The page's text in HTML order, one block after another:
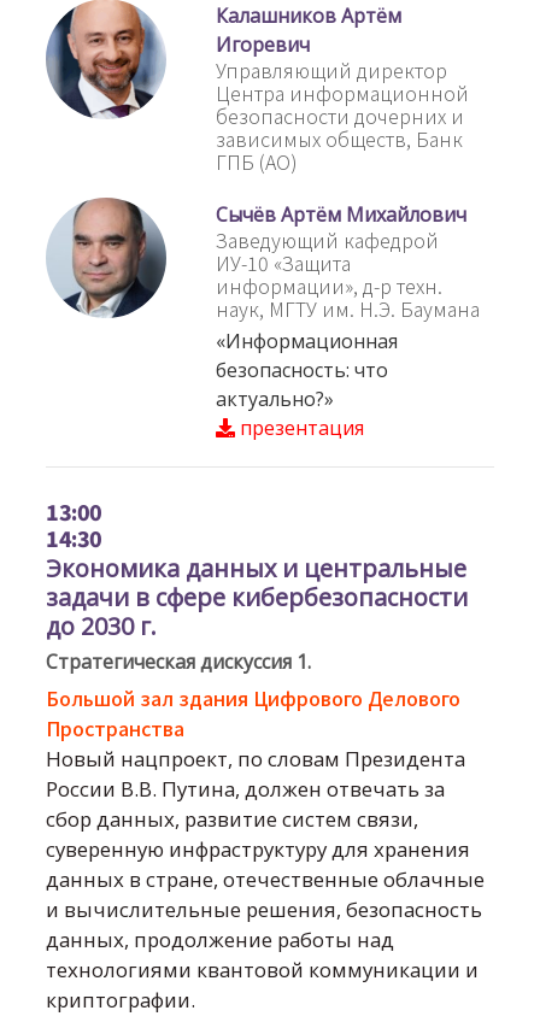
Калашников Артём
Игоревич
Управляющий директор
Центра информационной
безопасности дочерних и
зависимых обществ, Банк
ГПБ (АО)
Сычёв Артём Михайлович
Заведующий кафедрой
ИУ-10 «Защита
информации», д-р техн.
наук, МГТУ им. Н.Э. Баумана
«Информационная
безопасность: что
актуально?»
презентация
13:00
14:30
Экономика данных и центральные
задачи в сфере кибербезопасности
до 2030 г.
Стратегическая дискуссия 1.
Большой зал здания Цифрового Делового
Пространства
Новый нацпроект, по словам Президента
России В.В. Путина, должен отвечать за
сбор данных, развитие систем связи,
суверенную инфраструктуру для хранения
данных в стране, отечественные облачные
и вычислительные решения, безопасность
данных, продолжение работы над
технологиями квантовой коммуникации и
криптографии.